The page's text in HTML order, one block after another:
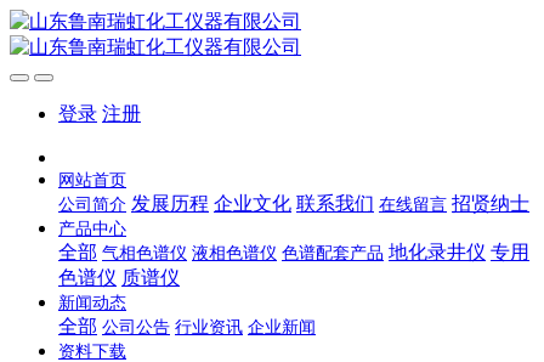
登录 注册
网站首页
公司简介 发展历程 企业文化 联系我们 在线留言 招贤纳士
产品中心
全部 气相色谱仪 液相色谱仪 色谱配套产品 地化录井仪 专用
色谱仪 质谱仪
新闻动态
全部 公司公告 行业资讯 企业新闻
资料下载